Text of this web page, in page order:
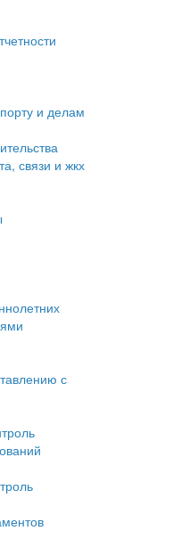
округа
учтенных
малого и
малого и
и делам
связи и жкх
с